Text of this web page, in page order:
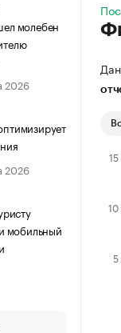
молебен
2026
2026
мобильный